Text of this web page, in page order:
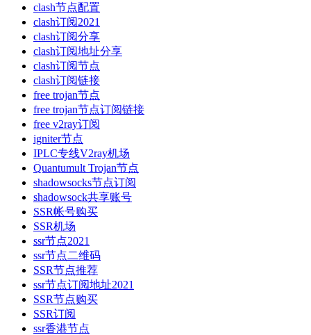
clash节点配置
clash订阅2021
clash订阅分享
clash订阅地址分享
clash订阅节点
clash订阅链接
free trojan节点
free trojan节点订阅链接
free v2ray订阅
igniter节点
IPLC专线V2ray机场
Quantumult Trojan节点
shadowsocks节点订阅
shadowsock共享账号
SSR​帐号购买
SSR机场
ssr节点2021
ssr节点二维码
SSR节点推荐
ssr节点订阅地址2021
SSR节点购买
SSR订阅
ssr香港节点